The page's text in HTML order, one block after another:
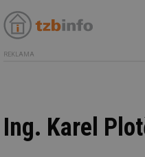
REKLAMA
Ing. Karel